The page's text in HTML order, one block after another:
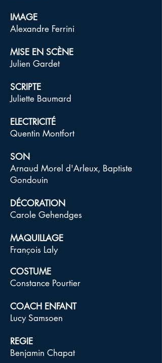
IMAGE
Alexandre Ferrini
MISE EN SCÈNE
Julien Gardet
SCRIPTE
Juliette Baumard
ELECTRICITÉ
Quentin Montfort
SON
Arnaud Morel d'Arleux, Baptiste
Gondouin
DÉCORATION
Carole Gehendges
MAQUILLAGE
François Laly
COSTUME
Constance Pourtier
COACH ENFANT
Lucy Samsoen
REGIE
Benjamin Chapat